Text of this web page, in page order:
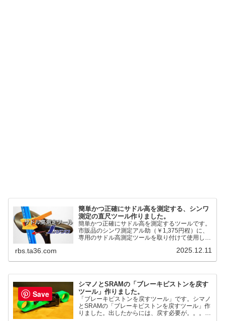
簡単かつ正確にサドル高を測定する、シンワ
測定の直尺ツール作りました。
簡単かつ正確にサドル高を測定するツールです。
市販品のシンワ測定アル助（￥1,375円程）に、
専用のサドル高測定ツールを取り付けて使用しま
るようになりました。シンワ測定(Shinwa
Sokutei)￥1,375Amazon.c...
rbs.ta36.com 2025.12.11
シマノとSRAMの「ブレーキピストンを戻す
ツール」作りました。
「ブレーキピストンを戻すツール」です。シマノ
とSRAMの「ブレーキピストンを戻すツール」作
りました。出したからには、戻す必要が。。。で
Save